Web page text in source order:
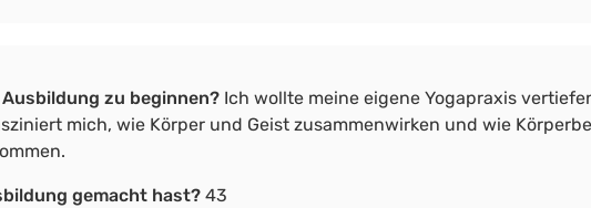
zu beginnen? Ich wollte meine eigene Yogapraxis
mich, wie Körper und Geist zusammenwirken und wie
.
gemacht hast? 43